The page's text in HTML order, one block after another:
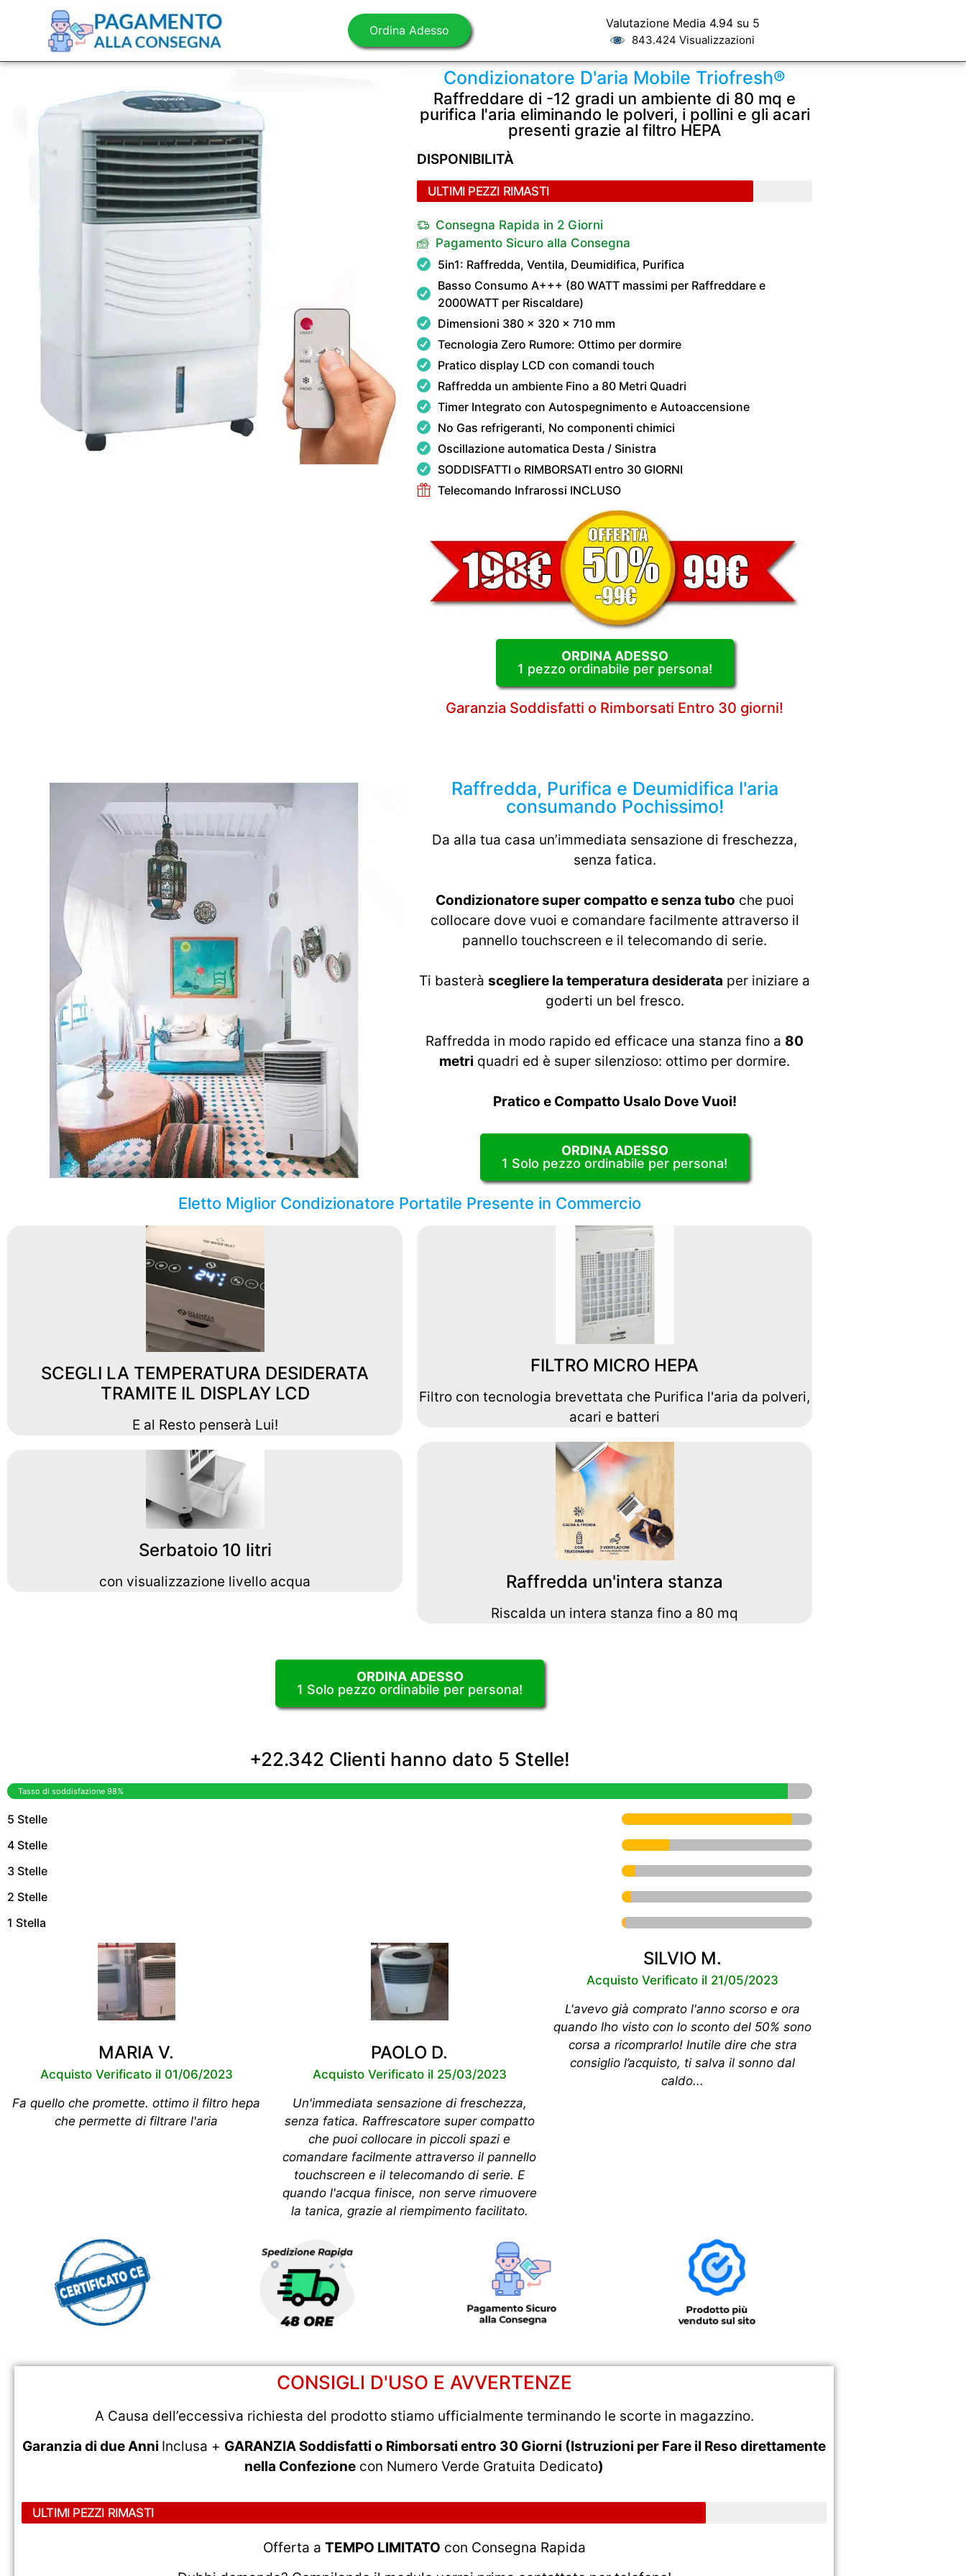
Ordina Adesso Valutazione Media 4.94 su 5
843.424 Visualizzazioni
Condizionatore D'aria Mobile Triofresh®
Raffreddare di -12 gradi un ambiente di 80 mq e
purifica l'aria eliminando le polveri, i pollini e gli acari
presenti grazie al filtro HEPA
DISPONIBILITÀ
ULTIMI PEZZI RIMASTI
Consegna Rapida in 2 Giorni
Pagamento Sicuro alla Consegna
5in1: Raffredda, Ventila, Deumidifica, Purifica
Basso Consumo A+++ (80 WATT massimi per Raffreddare e
2000WATT per Riscaldare)
Dimensioni 380 x 320 x 710 mm
Tecnologia Zero Rumore: Ottimo per dormire
Pratico display LCD con comandi touch
Raffredda un ambiente Fino a 80 Metri Quadri
Timer Integrato con Autospegnimento e Autoaccensione
No Gas refrigeranti, No componenti chimici
Oscillazione automatica Desta / Sinistra
SODDISFATTI o RIMBORSATI entro 30 GIORNI
Telecomando Infrarossi INCLUSO
ORDINA ADESSO
1 pezzo ordinabile per persona!
Garanzia Soddisfatti o Rimborsati Entro 30 giorni!
Raffredda, Purifica e Deumidifica l'aria
consumando Pochissimo!
Da alla tua casa un’immediata sensazione di freschezza,
senza fatica.
Condizionatore super compatto e senza tubo che puoi
collocare dove vuoi e comandare facilmente attraverso il
pannello touchscreen e il telecomando di serie.
Ti basterà scegliere la temperatura desiderata per iniziare a
goderti un bel fresco.
Raffredda in modo rapido ed efficace una stanza fino a 80
metri quadri ed è super silenzioso: ottimo per dormire.
Pratico e Compatto Usalo Dove Vuoi!
ORDINA ADESSO
1 Solo pezzo ordinabile per persona!
Eletto Miglior Condizionatore Portatile Presente in Commercio
SCEGLI LA TEMPERATURA DESIDERATA
TRAMITE IL DISPLAY LCD
E al Resto penserà Lui!
Serbatoio 10 litri
con visualizzazione livello acqua
FILTRO MICRO HEPA
Filtro con tecnologia brevettata che Purifica l'aria da polveri,
acari e batteri
Raffredda un'intera stanza
Riscalda un intera stanza fino a 80 mq
ORDINA ADESSO
1 Solo pezzo ordinabile per persona!
+22.342 Clienti hanno dato 5 Stelle!
Tasso di soddisfazione 98%
5 Stelle
4 Stelle
3 Stelle
2 Stelle
1 Stella
MARIA V.
Acquisto Verificato il 01/06/2023
Fa quello che promette. ottimo il filtro hepa
che permette di filtrare l'aria
PAOLO D.
Acquisto Verificato il 25/03/2023
Un'immediata sensazione di freschezza,
senza fatica. Raffrescatore super compatto
che puoi collocare in piccoli spazi e
comandare facilmente attraverso il pannello
touchscreen e il telecomando di serie. E
quando l'acqua finisce, non serve rimuovere
la tanica, grazie al riempimento facilitato.
SILVIO M.
Acquisto Verificato il 21/05/2023
L'avevo già comprato l'anno scorso e ora
quando lho visto con lo sconto del 50% sono
corsa a ricomprarlo! Inutile dire che stra
consiglio l’acquisto, ti salva il sonno dal
caldo...
CONSIGLI D'USO E AVVERTENZE
A Causa dell’eccessiva richiesta del prodotto stiamo ufficialmente terminando le scorte in magazzino.
Garanzia di due Anni Inclusa + GARANZIA Soddisfatti o Rimborsati entro 30 Giorni (Istruzioni per Fare il Reso direttamente
nella Confezione con Numero Verde Gratuita Dedicato)
ULTIMI PEZZI RIMASTI
Offerta a TEMPO LIMITATO con Consegna Rapida